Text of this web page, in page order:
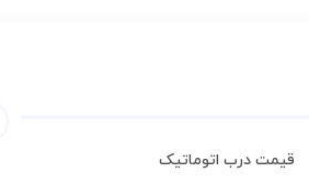
قیمت درب اتوماتیک